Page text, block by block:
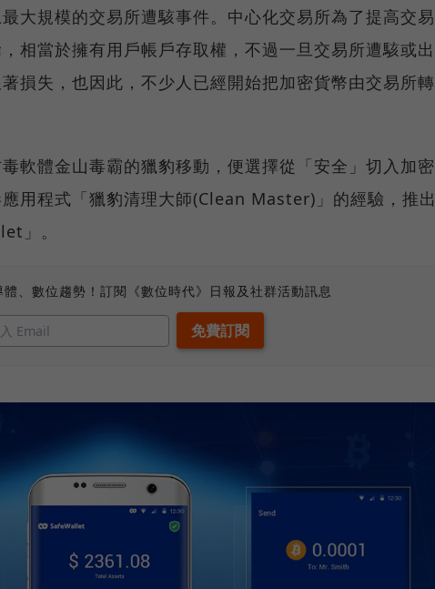
大規模的交易所遭駭事件。中心化交易所為了提高交易
相當於擁有用戶帳戶存取權，不過一旦交易所遭駭或出
損失，也因此，不少人已經開始把加密貨幣由交易所轉
軟體金山毒霸的獵豹移動，便選擇從「安全」切入加密
用程式「獵豹清理大師(Clean Master)」的經驗，推出
」。
、數位趨勢！訂閱《數位時代》日報及社群活動訊息